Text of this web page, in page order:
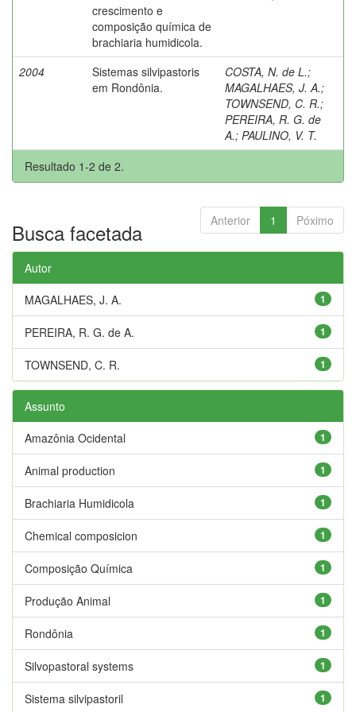
crescimento e
composição química de
brachiaria humidicola.
2004
Sistemas silvipastoris
em Rondônia.
COSTA, N. de L.;
MAGALHAES, J. A.;
TOWNSEND, C. R.;
PEREIRA, R. G. de
A.; PAULINO, V. T.
Resultado 1-2 de 2.
Anterior 1 Póximo
Busca facetada
Autor
1
MAGALHAES, J. A.
1
PEREIRA, R. G. de A.
1
TOWNSEND, C. R.
Assunto
1
Amazônia Ocidental
1
Animal production
1
Brachiaria Humidicola
1
Chemical composicion
1
Composição Química
1
Produção Animal
1
Rondônia
1
Silvopastoral systems
1
Sistema silvipastoril